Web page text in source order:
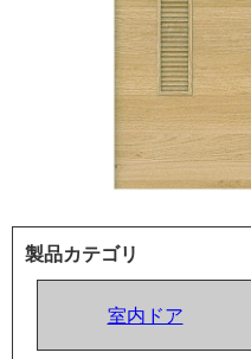
製品カテゴリ
室内ドア